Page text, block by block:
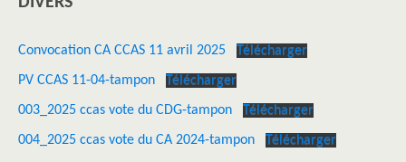
Convocation CA CCAS 11 avril 2025 Télécharger
PV CCAS 11-04-tampon Télécharger
003_2025 ccas vote du CDG-tampon Télécharger
004_2025 ccas vote du CA 2024-tampon Télécharger